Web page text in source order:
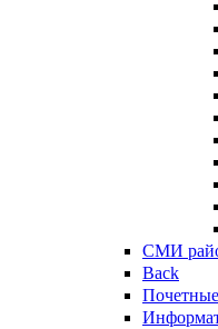
СМИ
Back